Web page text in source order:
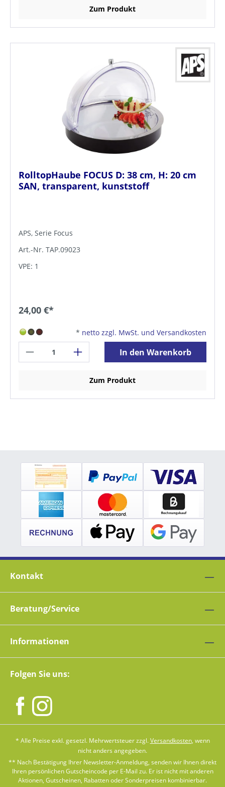
Zum Produkt
RolltopHaube FOCUS D: 38 cm, H: 20 cm
SAN, transparent, kunststoff
APS, Serie Focus
Art.-Nr. TAP.09023
VPE: 1
24,00 €*
* netto zzgl. MwSt. und Versandkosten
In den Warenkorb
Zum Produkt
Kontakt
Beratung/Service
Informationen
Folgen Sie uns:
* Alle Preise exkl. gesetzl. Mehrwertsteuer zzgl.Versandkosten, wenn
nicht anders angegeben.
** Nach Bestätigung Ihrer Newsletter-Anmeldung, senden wir Ihnen direkt
Ihren persönlichen Gutscheincode per E-Mail zu. Er ist nicht mit anderen
Aktionen, Gutscheinen, Rabatten oder Sonderpreisen kombinierbar.